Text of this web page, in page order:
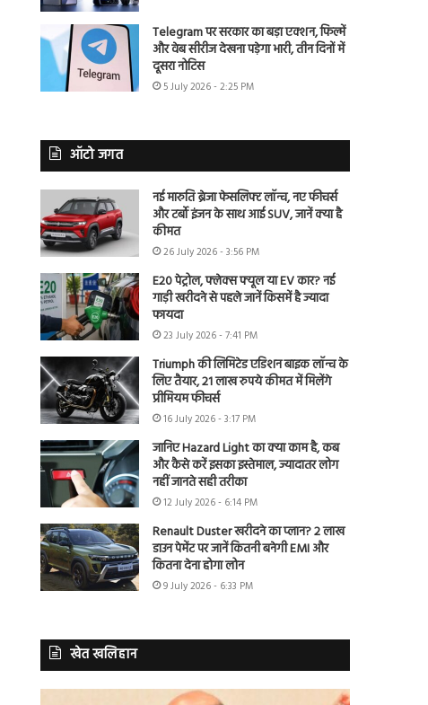
Telegram पर सरकार का बड़ा एक्शन, फिल्में
और वेब सीरीज देखना पड़ेगा भारी, तीन दिनों में
दूसरा नोटिस
5 July 2026 - 2:25 PM
ऑटो जगत
नई मारुति ब्रेजा फेसलिफ्ट लॉन्च, नए फीचर्स
और टर्बो इंजन के साथ आई SUV, जानें क्या है
कीमत
26 July 2026 - 3:56 PM
E20 पेट्रोल, फ्लेक्स फ्यूल या EV कार? नई
गाड़ी खरीदने से पहले जानें किसमें है ज्यादा
फायदा
23 July 2026 - 7:41 PM
Triumph की लिमिटेड एडिशन बाइक लॉन्च के
लिए तैयार, 21 लाख रुपये कीमत में मिलेंगे
प्रीमियम फीचर्स
16 July 2026 - 3:17 PM
जानिए Hazard Light का क्या काम है, कब
और कैसे करें इसका इस्तेमाल, ज्यादातर लोग
नहीं जानते सही तरीका
12 July 2026 - 6:14 PM
Renault Duster खरीदने का प्लान? 2 लाख
डाउन पेमेंट पर जानें कितनी बनेगी EMI और
कितना देना होगा लोन
9 July 2026 - 6:33 PM
खेत खलिहान